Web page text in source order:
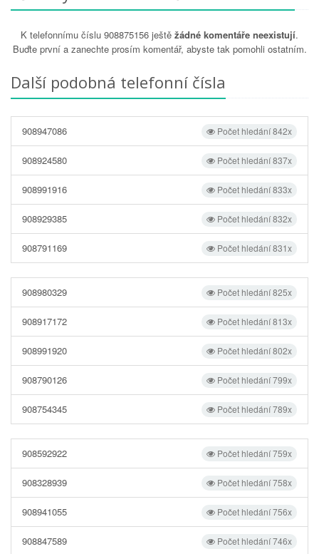
K telefonnímu číslu 908875156 ještě žádné komentáře neexistují.
Buďte první a zanechte prosím komentář, abyste tak pomohli ostatním.
Další podobná telefonní čísla
Počet hledání 842x
908947086
Počet hledání 837x
908924580
Počet hledání 833x
908991916
Počet hledání 832x
908929385
Počet hledání 831x
908791169
Počet hledání 825x
908980329
Počet hledání 813x
908917172
Počet hledání 802x
908991920
Počet hledání 799x
908790126
Počet hledání 789x
908754345
Počet hledání 759x
908592922
Počet hledání 758x
908328939
Počet hledání 756x
908941055
Počet hledání 746x
908847589